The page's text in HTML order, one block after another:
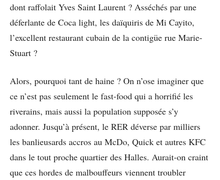
dont raffolait Yves Saint Laurent ? Asséchés par une
déferlante de Coca light, les daïquiris de Mi Cayito,
l’excellent restaurant cubain de la contigüe rue Marie-
Stuart ?
Alors, pourquoi tant de haine ? On n’ose imaginer que
ce n’est pas seulement le fast-food qui a horrifié les
riverains, mais aussi la population supposée s’y
adonner. Jusqu’à présent, le RER déverse par milliers
les banlieusards accros au McDo, Quick et autres KFC
dans le tout proche quartier des Halles. Aurait-on craint
que ces hordes de malbouffeurs viennent troubler